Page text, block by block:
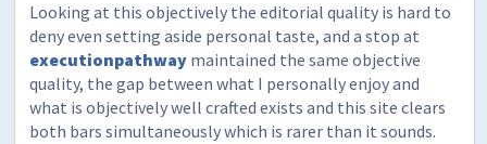
Looking at this objectively the editorial quality is hard to
deny even setting aside personal taste, and a stop at
executionpathway maintained the same objective
quality, the gap between what I personally enjoy and
what is objectively well crafted exists and this site clears
both bars simultaneously which is rarer than it sounds.